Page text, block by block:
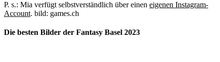
P. s.: Mia verfügt selbstverständlich über einen eigenen Instagram-
Account. bild: games.ch
Die besten Bilder der Fantasy Basel 2023